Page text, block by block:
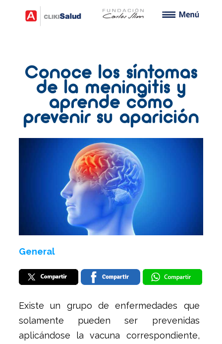
Conoce los síntomas
de la meningitis y
aprende cómo
prevenir su aparición
General
Existe un grupo de enfermedades que
solamente pueden ser prevenidas
aplicándose la vacuna correspondiente,